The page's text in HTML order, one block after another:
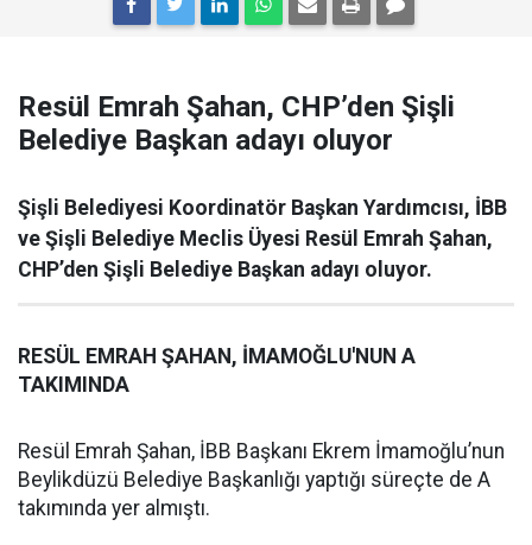
Resül Emrah Şahan, CHP’den Şişli
Belediye Başkan adayı oluyor
Şişli Belediyesi Koordinatör Başkan Yardımcısı, İBB
ve Şişli Belediye Meclis Üyesi Resül Emrah Şahan,
CHP’den Şişli Belediye Başkan adayı oluyor.
RESÜL EMRAH ŞAHAN, İMAMOĞLU'NUN A
TAKIMINDA
Resül Emrah Şahan, İBB Başkanı Ekrem İmamoğlu’nun
Beylikdüzü Belediye Başkanlığı yaptığı süreçte de A
takımında yer almıştı.